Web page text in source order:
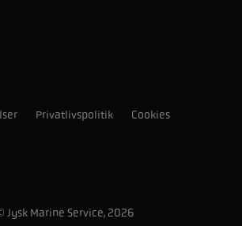
Privatlivspolitik Cookies
Jysk Marine Service, 2026